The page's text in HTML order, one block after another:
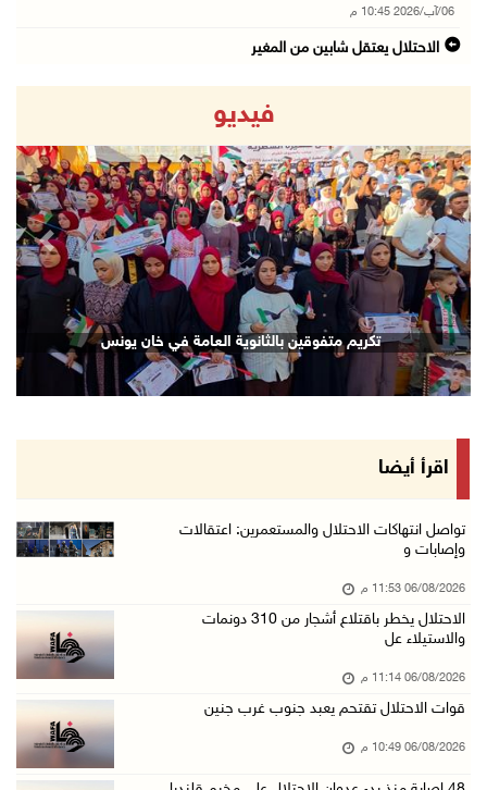
06/آب/2026 10:45 م
الاحتلال يعتقل شابين من المغير
وزير الداخلية يبحث مع مكافحة المخدرات الدولي ...
06/آب/2026 10:01 م
رئيس بلدية الخليل يطلع وفدا أميركيا على تطورا ...
06/آب/2026 09:59 م
06/آب/2026 09:17 م
إصابة مسن بجروح ورضوض إثر اعتداء جيش الاحتلال ...
06/آب/2026 09:13 م
ورشة توصي بخطة عاجلة لاستعادة التعليم الوجاهي ...
الرئيس يستقبل مجلس بلدية رام الله ويشدد على د ...
جماهير شعبنا تشيع جثمان الشهيد علاء صبيح في ت ...
الاحتلال يوسع حملات الدهم والاعتقال في قلنديا ...
الرئيس المصري وملك البحرين يشددان على ضرورة ت ...
فيديو
تكريم متفوقين بالثانوية العامة في خان يونس
Next
اقرأ أيضا
تواصل انتهاكات الاحتلال والمستعمرين: اعتقالات
وإصابات و
06/08/2026 11:53 م
الاحتلال يخطر باقتلاع أشجار من 310 دونمات
والاستيلاء عل
06/08/2026 11:14 م
قوات الاحتلال تقتحم يعبد جنوب غرب جنين
06/08/2026 10:49 م